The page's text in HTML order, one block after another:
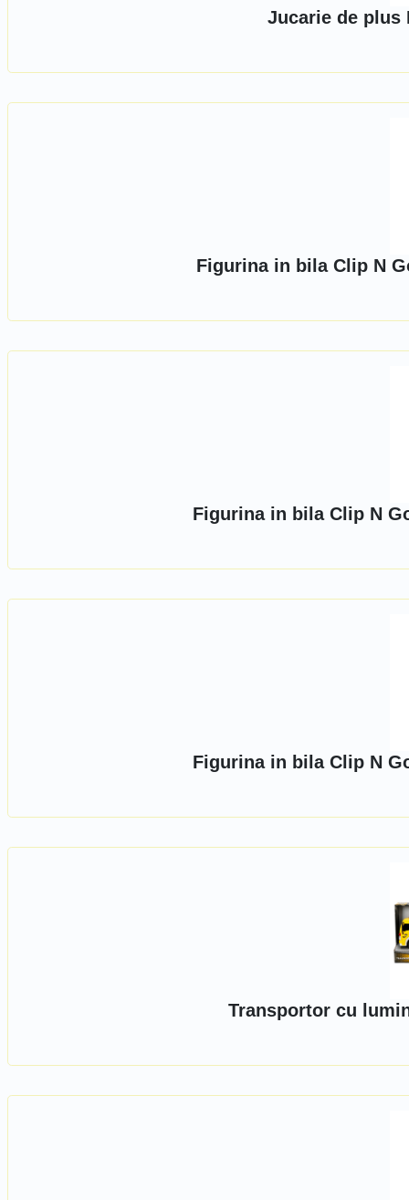
Jucarie de plus
Figurina in bila Clip N
Figurina in bila Clip N
Figurina in bila Clip N
Transportor cu